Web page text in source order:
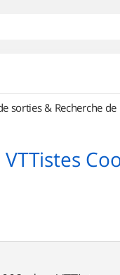
sorties & Recherche